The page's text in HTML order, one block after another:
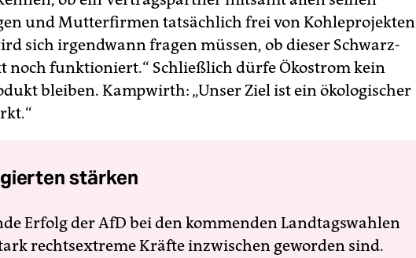
und Mutterfirmen tatsächlich frei von Kohleprojekten
sich irgendwann fragen müssen, ob dieser Schwarz-
noch funktioniert.“ Schließlich dürfe Ökostrom kein
bleiben. Kampwirth: „Unser Ziel ist ein ökologischer
stärken
Erfolg der AfD bei den kommenden Landtagswahlen
rechtsextreme Kräfte inzwischen geworden sind.